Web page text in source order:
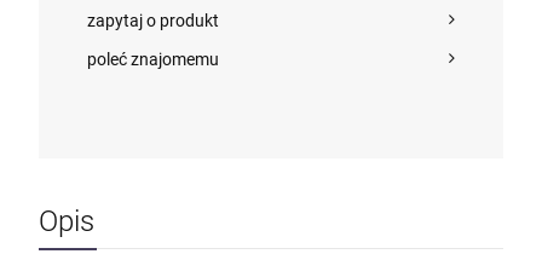
zapytaj o produkt
poleć znajomemu
Opis